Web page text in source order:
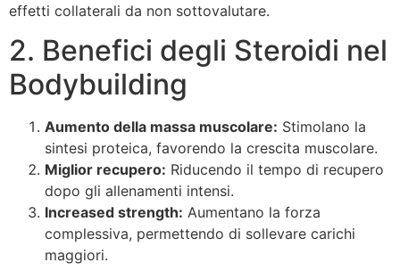
effetti collaterali da non sottovalutare.
2. Benefici degli Steroidi nel
Bodybuilding
Aumento della massa muscolare: Stimolano la
sintesi proteica, favorendo la crescita muscolare.
Miglior recupero: Riducendo il tempo di recupero
dopo gli allenamenti intensi.
Increased strength: Aumentano la forza
complessiva, permettendo di sollevare carichi
maggiori.